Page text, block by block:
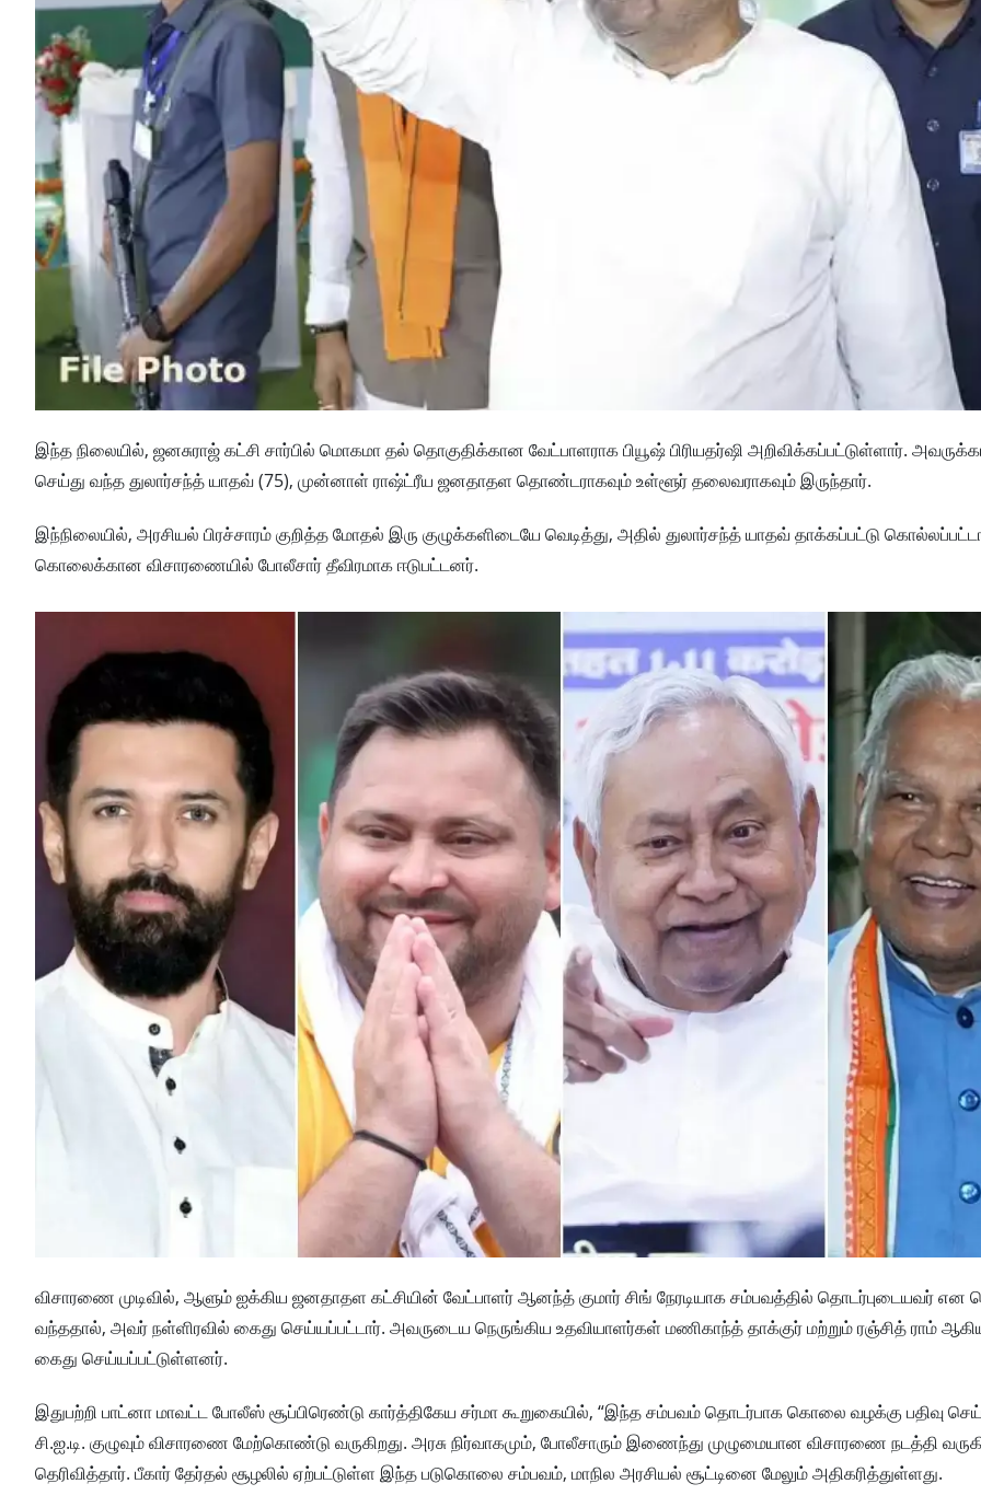
இந்த நிலையில், ஜனசுராஜ் கட்சி சார்பில் மொகமா தல் தொகுதிக்கான வேட்பாளராக பியூஷ் பிரியதர்ஷி அறிவிக்கப்பட்டுள்ளார்.
செய்து வந்த துலார்சந்த் யாதவ் (75), முன்னாள் ராஷ்ட்ரீய ஜனதாதள தொண்டராகவும் உள்ளூர் தலைவராகவும் இருந்தார்.
இந்நிலையில், அரசியல் பிரச்சாரம் குறித்த மோதல் இரு குழுக்களிடையே வெடித்து, அதில் துலார்சந்த் யாதவ் தாக்கப்பட்டு
கொலைக்கான விசாரணையில் போலீசார் தீவிரமாக ஈடுபட்டனர்.
விசாரணை முடிவில், ஆளும் ஐக்கிய ஜனதாதள கட்சியின் வேட்பாளர் ஆனந்த் குமார் சிங் நேரடியாக சம்பவத்தில் தொடர்புடையவர் என
வந்ததால், அவர் நள்ளிரவில் கைது செய்யப்பட்டார். அவருடைய நெருங்கிய உதவியாளர்கள் மணிகாந்த் தாக்குர் மற்றும் ரஞ்சித் ராம்
கைது செய்யப்பட்டுள்ளனர்.
இதுபற்றி பாட்னா மாவட்ட போலீஸ் சூப்பிரெண்டு கார்த்திகேய சர்மா கூறுகையில், “இந்த சம்பவம் தொடர்பாக கொலை வழக்கு பதிவு
சி.ஐ.டி. குழுவும் விசாரணை மேற்கொண்டு வருகிறது. அரசு நிர்வாகமும், போலீசாரும் இணைந்து முழுமையான விசாரணை நடத்தி
தெரிவித்தார். பீகார் தேர்தல் சூழலில் ஏற்பட்டுள்ள இந்த படுகொலை சம்பவம், மாநில அரசியல் சூட்டினை மேலும் அதிகரித்துள்ளது.